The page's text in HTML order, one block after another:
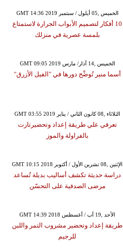
GMT 14:36 2019 الخميس ,05 أيلول / سبتمبر
10 أفكار لتصميم الأبواب الجرارة لاستمتاع
بلمسة عصرية في منزلك
GMT 09:05 2019 الخميس ,14 آذار/ مارس
أسما منير تُوضِّح دورها في "الفيل الأزرق"
GMT 03:55 2019 الثلاثاء ,08 كانون الثاني / يناير
تعرفي علي طريقة إعداد وتحضيرتارت
بالفراولة والموز
GMT 10:15 2018 الإثنين ,08 تشرين الأول / أكتوبر
دراسة حديثة تكشف أساليب بديلة تُساعد
مرضى الصدفية على التحسّن
GMT 14:39 2018 الأحد ,19 آب / أغسطس
طريقة إعداد وتحضير مشروب التمر واللبن
للرجيم